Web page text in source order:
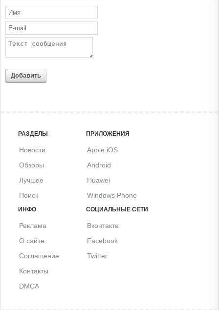
Добавить
РАЗДЕЛЫ
Новости
Обзоры
Лучшее
Поиск
ПРИЛОЖЕНИЯ
Apple iOS
Android
Huawei
Windows Phone
ИНФО
Реклама
О сайте
Соглашение
Контакты
DMCA
СОЦИАЛЬНЫЕ СЕТИ
Вконтакте
Facebook
Twitter